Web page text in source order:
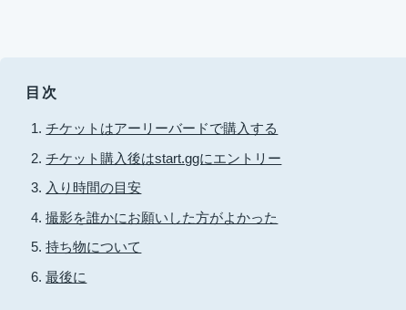
目次
チケットはアーリーバードで購入する
チケット購入後はstart.ggにエントリー
入り時間の目安
撮影を誰かにお願いした方がよかった
持ち物について
最後に